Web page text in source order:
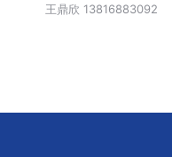
王鼎欣 13816883092